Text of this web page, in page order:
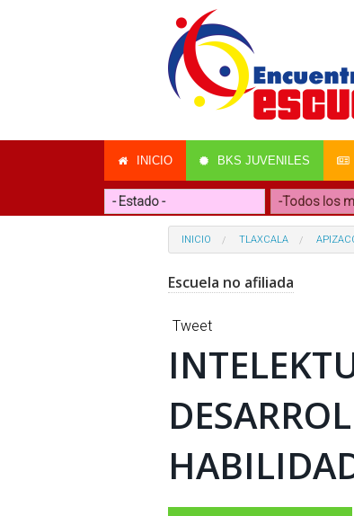
INICIO BKS JUVENILES
INICIO TLAXCALA
Escuela no afiliada
Tweet